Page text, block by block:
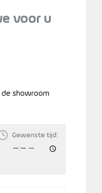
voor u
de showroom
Gewenste tijd: